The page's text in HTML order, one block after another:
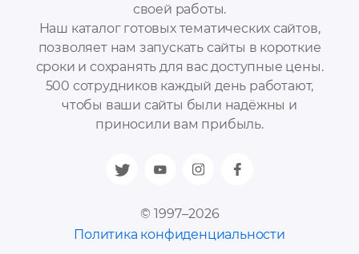
своей работы.
Наш каталог готовых тематических сайтов,
позволяет нам запускать сайты в короткие
сроки и сохранять для вас доступные цены.
500 сотрудников каждый день работают,
чтобы ваши сайты были надёжны и
приносили вам прибыль.
© 1997–2026
Политика конфиденциальности